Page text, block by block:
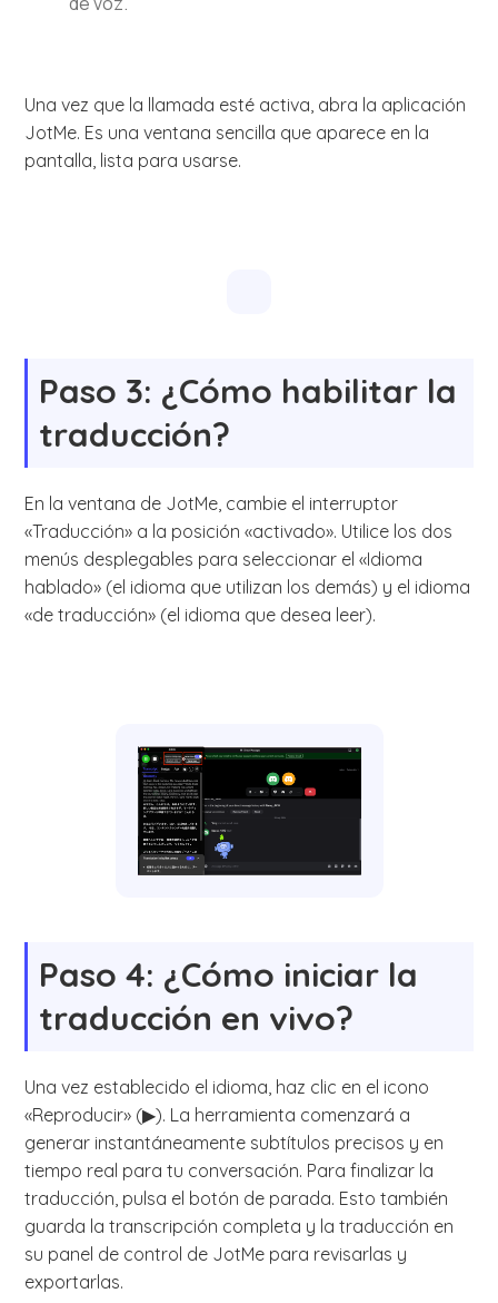
Una vez que la llamada esté activa, abra la aplicación
JotMe. Es una ventana sencilla que aparece en la
pantalla, lista para usarse.
Paso 3: ¿Cómo habilitar la
traducción?
En la ventana de JotMe, cambie el interruptor
«Traducción» a la posición «activado». Utilice los dos
menús desplegables para seleccionar el «Idioma
hablado» (el idioma que utilizan los demás) y el idioma
«de traducción» (el idioma que desea leer).
Paso 4: ¿Cómo iniciar la
traducción en vivo?
Una vez establecido el idioma, haz clic en el icono
«Reproducir» (▶). La herramienta comenzará a
generar instantáneamente subtítulos precisos y en
tiempo real para tu conversación. Para finalizar la
traducción, pulsa el botón de parada. Esto también
guarda la transcripción completa y la traducción en
su panel de control de JotMe para revisarlas y
exportarlas.